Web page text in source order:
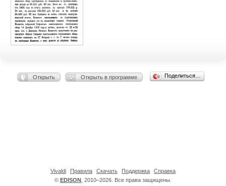
Открыть Открыть в программе Поделиться…
© EDISON , 2010–2026. Все права защищены.
Vivaldi Правила Скачать Поддержка Справка